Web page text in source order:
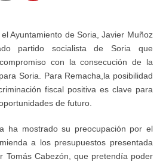
Ayuntamiento de Soria, Javier Muñoz
partido socialista de Soria que
con la consecución de la
Soria. Para Remacha, la posibilidad
fiscal positiva es clave para
de futuro.
ha mostrado su preocupación por el
mienda a los presupuestos presentada
Tomás Cabezón, que pretendía poder